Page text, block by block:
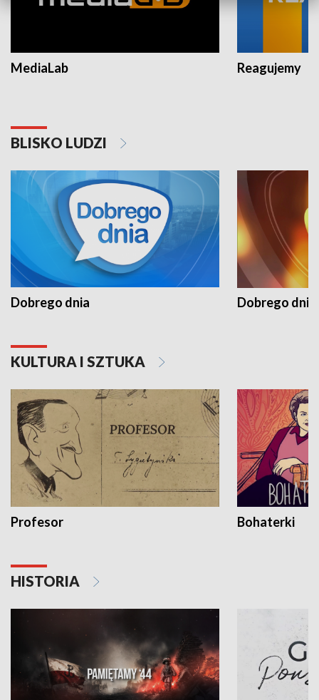
MediaLab Reagujemy
BLISKO LUDZI
Dobrego dnia Dobrego dnia
KULTURA I SZTUKA
Profesor Bohaterki
HISTORIA